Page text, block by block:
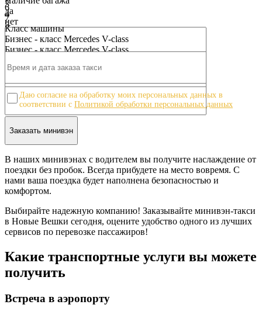
6
7
8
9
10
3
4
5
6
7
9
да
нет
Класс машины
Бизнес - класс Mercedes V-class
Бизнес - класс Mercedes V-class
Даю согласие на обработку моих персональных данных в
соответствии с Политикой обработки персональных данных
В наших минивэнах с водителем вы получите наслаждение от
поездки без пробок. Всегда прибудете на место вовремя. С
нами ваша поездка будет наполнена безопасностью и
комфортом.
Выбирайте надежную компанию! Заказывайте минивэн-такси
в Новые Вешки сегодня, оцените удобство одного из лучших
сервисов по перевозке пассажиров!
Какие транспортные услуги вы можете
получить
Встреча в аэропорту